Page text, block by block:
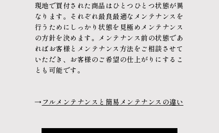
現地で買付された商品はひとつひとつ状態が異
なります。 それぞれ最良最適なメンテナンスを
行うために しっかり状態を見極めメンテナンス
の方針を決めます。 メンテナンス前の状態であ
ればお客様とメンテナンス方法をご相談させて
いただき、 お客様のご希望の仕上がりにするこ
とも可能です。
→ フルメンテナンスと簡易メンテナンスの違い